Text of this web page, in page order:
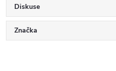
Diskuse
Značka